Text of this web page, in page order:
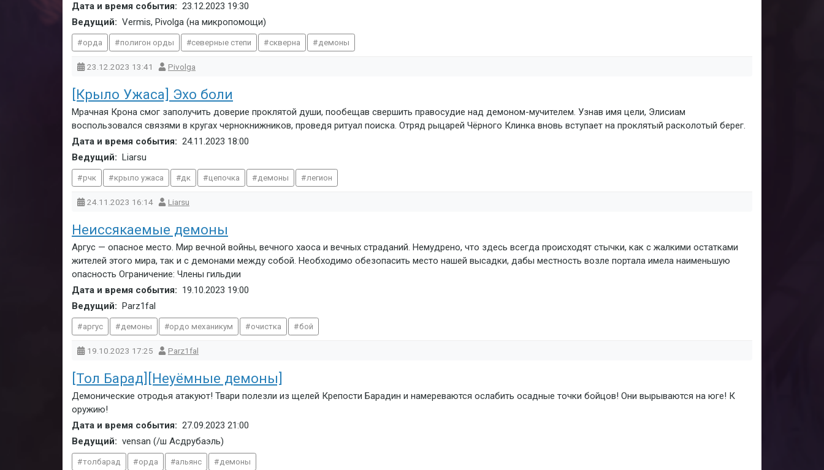
Дата и время события: 23.12.2023 19:30
Ведущий: Vermis, Pivolga (на микропомощи)
орда полигон орды северные степи скверна демоны
23.12.2023 13:41 Pivolga
[Крыло Ужаса] Эхо боли
Мрачная Крона смог заполучить доверие проклятой души, пообещав свершить правосудие над демоном-мучителем. Узнав имя цели, Элисиам
воспользовался связями в кругах чернокнижников, проведя ритуал поиска. Отряд рыцарей Чёрного Клинка вновь вступает на проклятый расколотый берег.
Дата и время события: 24.11.2023 18:00
Ведущий: Liarsu
рчк крыло ужаса дк цепочка демоны легион
24.11.2023 16:14 Liarsu
Неиссякаемые демоны
Аргус — опасное место. Мир вечной войны, вечного хаоса и вечных страданий. Немудрено, что здесь всегда происходят стычки, как с жалкими остатками
жителей этого мира, так и с демонами между собой. Необходимо обезопасить место нашей высадки, дабы местность возле портала имела наименьшую
опасность Ограничение: Члены гильдии
Дата и время события: 19.10.2023 19:00
Ведущий: Parz1fal
аргус демоны ордо механикум очистка бой
19.10.2023 17:25 Parz1fal
[Тол Барад][Неуёмные демоны]
Демонические отродья атакуют! Твари полезли из щелей Крепости Барадин и намереваются ослабить осадные точки бойцов! Они вырываются на юге! К
оружию!
Дата и время события: 27.09.2023 21:00
Ведущий: vensan (/ш Асдрубаэль)
толбарад орда альянс демоны